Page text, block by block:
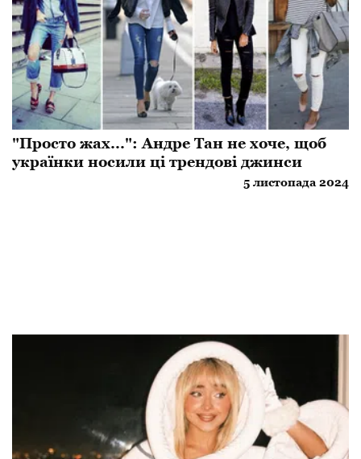
"Просто жах...": Андре Тан не хоче, щоб
українки носили ці трендові джинси
5 листопада 2024